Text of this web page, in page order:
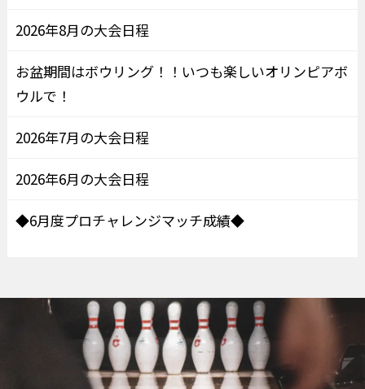
2026年8月の大会日程
お盆期間はボウリング！！いつも楽しいオリンピアボ
ウルで！
2026年7月の大会日程
2026年6月の大会日程
◆6月度プロチャレンジマッチ成績◆